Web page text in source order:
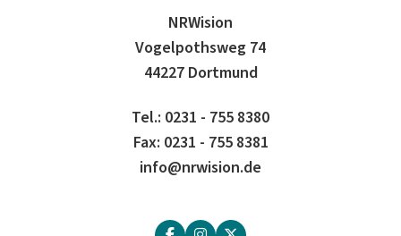
NRWision
Vogelpothsweg 74
44227 Dortmund
Tel.: 0231 - 755 8380
Fax: 0231 - 755 8381
info@nrwision.de